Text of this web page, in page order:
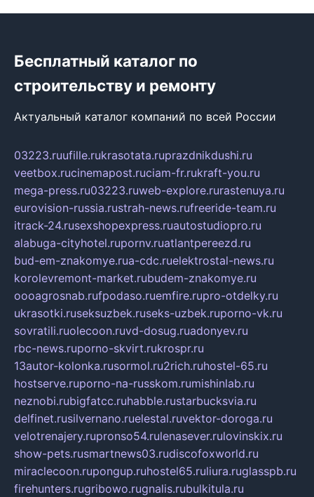
Бесплатный каталог по
строительству и ремонту
Актуальный каталог компаний по всей России
03223.ruufille.rukrasotata.ruprazdnikdushi.ru
veetbox.rucinemapost.ruciam-fr.rukraft-you.ru
mega-press.ru03223.ruweb-explore.rurastenuya.ru
eurovision-russia.rustrah-news.rufreeride-team.ru
itrack-24.rusexshopexpress.ruautostudiopro.ru
alabuga-cityhotel.rupornv.ruatlantpereezd.ru
bud-em-znakomye.rua-cdc.ruelektrostal-news.ru
korolevremont-market.rubudem-znakomye.ru
oooagrosnab.rufpodaso.ruemfire.rupro-otdelky.ru
ukrasotki.ruseksuzbek.ruseks-uzbek.ruporno-vk.ru
sovratili.ruolecoon.ruvd-dosug.ruadonyev.ru
rbc-news.ruporno-skvirt.rukrospr.ru
13autor-kolonka.rusormol.ru2rich.ruhostel-65.ru
hostserve.ruporno-na-russkom.rumishinlab.ru
neznobi.rubigfatcc.ruhabble.rustarbucksvia.ru
delfinet.rusilvernano.ruelestal.ruvektor-doroga.ru
velotrenajery.rupronso54.rulenasever.rulovinskix.ru
show-pets.rusmartnews03.rudiscofoxworld.ru
miraclecoon.rupongup.ruhostel65.ruliura.ruglasspb.ru
firehunters.rugribowo.rugnalis.rubulkitula.ru